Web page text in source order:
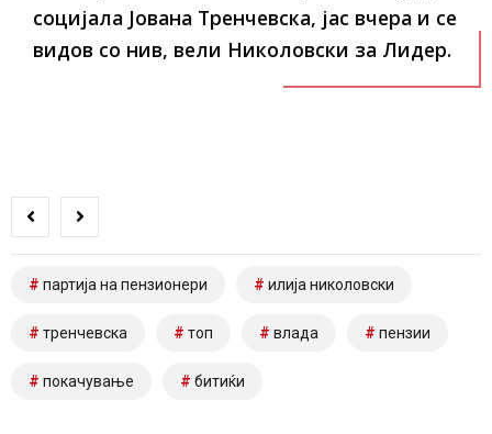
социјала Јована Тренчевска, јас вчера и се
видов со нив, вели Николовски за Лидер.
партија на пензионери илија николовски
тренчевска топ влада пензии
покачување битиќи